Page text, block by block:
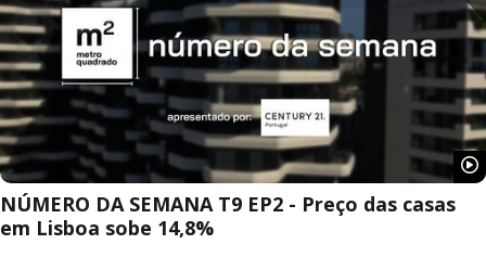
NÚMERO DA SEMANA T9 EP2 - Preço das casas
em Lisboa sobe 14,8%